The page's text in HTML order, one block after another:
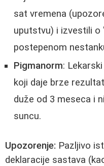
sat vremena
uputstvu) i izvestili o
postepenom
Pigmanorm:
koji daje brze
duže od 3 meseca i
suncu.
Upozorenje: Pazljivo
deklaracije sastava